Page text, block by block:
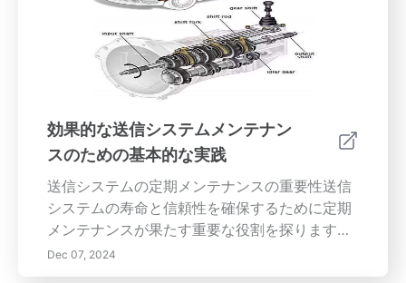
ンス監視の重要性や、車両の重量および空気抵
抗が燃料消費に与える影響を学びましょう。最
適なルートを計画し、天候を考慮し、よりスマ
ートな運転体験のためにテクノロジーを活用し
ます。公共交通機関、相乗り、自転車などの代
替輸送手段を探求し、さらにカーボンフットプ
リントを減らしてください。私たちの洞察に従
うことで、ガソリン代を節約するだけでなく、
より持続可能な環境に貢献することもできま
す。
効果的な送信システムメンテナン
スのための基本的な実践
送信システムの定期メンテナンスの重要性送信
システムの寿命と信頼性を確保するために定期
メンテナンスが果たす重要な役割を探ります。
私たちの包括的なガイドでは、予防的なメンテ
ナンス戦略、革新的な監視技術の統合、および
Dec 07, 2024